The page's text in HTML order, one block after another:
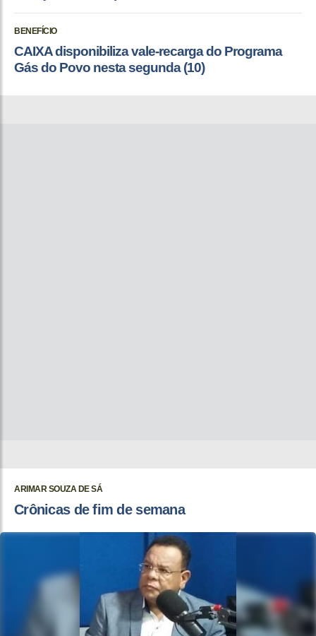
BENEFÍCIO
CAIXA disponibiliza vale-recarga do Programa
Gás do Povo nesta segunda (10)
ARIMAR SOUZA DE SÁ
Crônicas de fim de semana